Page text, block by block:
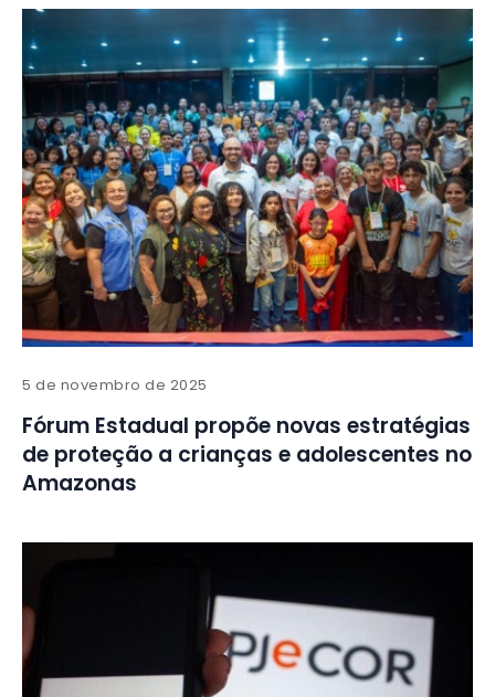
5 de novembro de 2025
Fórum Estadual propõe novas estratégias
de proteção a crianças e adolescentes no
Amazonas